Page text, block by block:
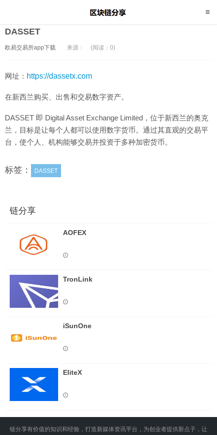
DASSET
欧易交易所app下载 来源： (阅读：0)
网址： https://dassetx.com
在新西兰购买、出售和交易数字资产。
DASSET 即 Digital Asset Exchange Limited，位于新西兰的奥克
兰，目标是让每个人都可以使用数字货币。通过其直观的交易平
台，使个人、机构能够交易并投资于多种加密货币。
标签： DASSET
链分享
AOFEX
TronLink
iSunOne
EliteX
链分享有价值的知识和经验，打造新媒体资讯平台，为创业者提供新点子，让